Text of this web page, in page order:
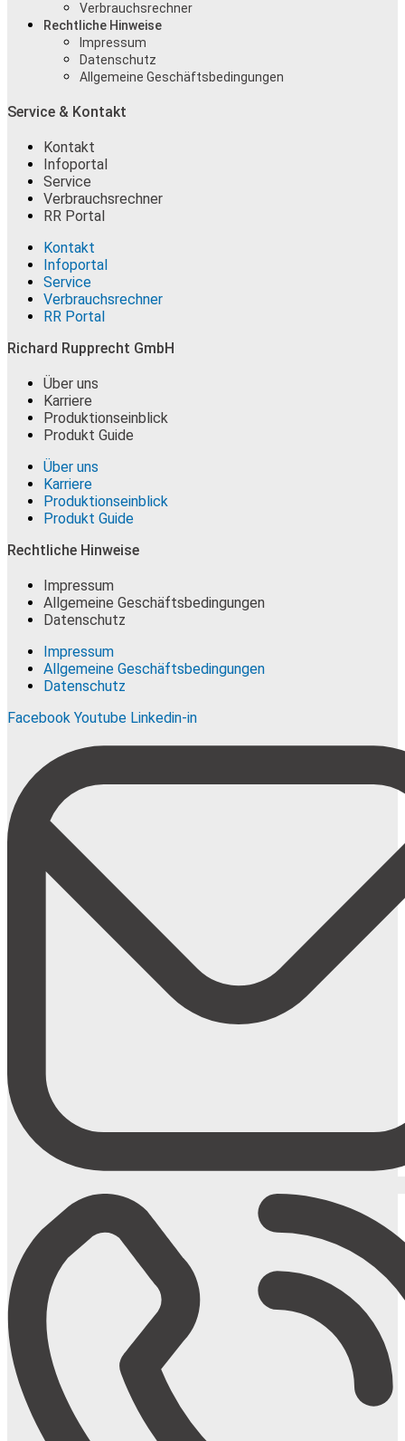
Verbrauchsrechner
Rechtliche Hinweise
Impressum
Datenschutz
Allgemeine Geschäftsbedingungen
Service & Kontakt
Kontakt
Infoportal
Service
Verbrauchsrechner
RR Portal
Kontakt
Infoportal
Service
Verbrauchsrechner
RR Portal
Richard Rupprecht GmbH
Über uns
Karriere
Produktionseinblick
Produkt Guide
Über uns
Karriere
Produktionseinblick
Produkt Guide
Rechtliche Hinweise
Impressum
Allgemeine Geschäftsbedingungen
Datenschutz
Impressum
Allgemeine Geschäftsbedingungen
Datenschutz
Facebook Youtube Linkedin-in